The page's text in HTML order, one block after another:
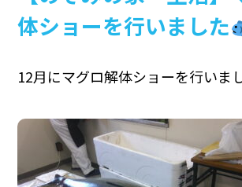
体ショーを行いました
12月にマグロ解体ショーを行いま